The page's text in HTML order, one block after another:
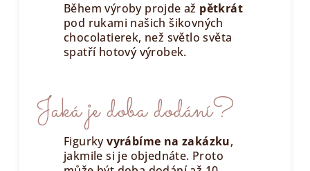
Během výroby projde až pětkrát
pod rukami našich šikovných
chocolatierek, než světlo světa
spatří hotový výrobek.
Jaká je doba dodání?
Figurkyvyrábíme na zakázku,
jakmile si je objednáte. Proto